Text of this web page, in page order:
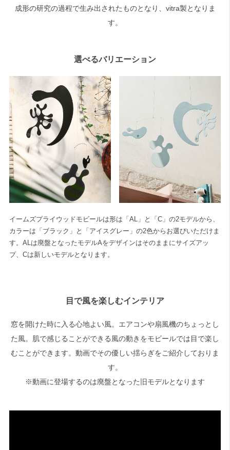
成形の研究の過程で生み出されたものとなり、vitra製となりま
す。
選べるバリエーション
イームズプライウッドモビールは形は「AL」と「C」の2モデルから、
カラーは「ブラック」と「アイスグレー」の2色からお選びいただけま
す。ALは廃盤となったモデルAをデザインはそのままにサイズアッ
プ、Cは新しいモデルとなります。
目で風を楽しむインテリア
窓を開けた時に入る心地よい風。エアコンや扇風機のちょっとし
た風。肌で感じることができる風の動きをモビールでは目で楽し
むことができます。動画でその優しい揺らぎをご紹介しておりま
す。
※動画に登場するのは廃盤となった旧モデルとなります